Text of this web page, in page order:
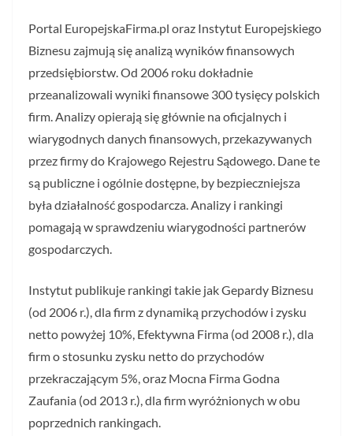
Portal EuropejskaFirma.pl oraz Instytut Europejskiego
Biznesu zajmują się analizą wyników finansowych
przedsiębiorstw. Od 2006 roku dokładnie
przeanalizowali wyniki finansowe 300 tysięcy polskich
firm. Analizy opierają się głównie na oficjalnych i
wiarygodnych danych finansowych, przekazywanych
przez firmy do Krajowego Rejestru Sądowego. Dane te
są publiczne i ogólnie dostępne, by bezpieczniejsza
była działalność gospodarcza. Analizy i rankingi
pomagają w sprawdzeniu wiarygodności partnerów
gospodarczych.
Instytut publikuje rankingi takie jak Gepardy Biznesu
(od 2006 r.), dla firm z dynamiką przychodów i zysku
netto powyżej 10%, Efektywna Firma (od 2008 r.), dla
firm o stosunku zysku netto do przychodów
przekraczającym 5%, oraz Mocna Firma Godna
Zaufania (od 2013 r.), dla firm wyróżnionych w obu
poprzednich rankingach.